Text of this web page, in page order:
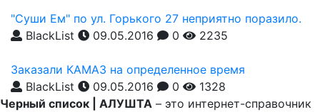
"Суши Ем" по ул. Горького 27 неприятно поразило.
BlackList
09.05.2016 0 2235
Заказали КАМАЗ на определенное время
BlackList
09.05.2016 0
1328
Черный список | АЛУШТА – это интернет-справочник